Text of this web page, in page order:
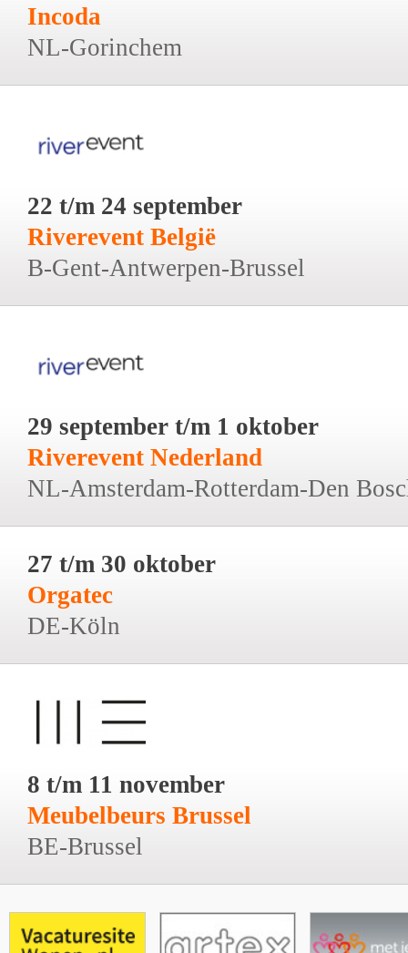
Incoda
NL-Gorinchem
22 t/m 24 september
Riverevent België
B-Gent-Antwerpen-Brussel
29 september t/m 1 oktober
Riverevent Nederland
NL-Amsterdam-Rotterdam-Den
27 t/m 30 oktober
Orgatec
DE-Köln
8 t/m 11 november
Meubelbeurs Brussel
BE-Brussel